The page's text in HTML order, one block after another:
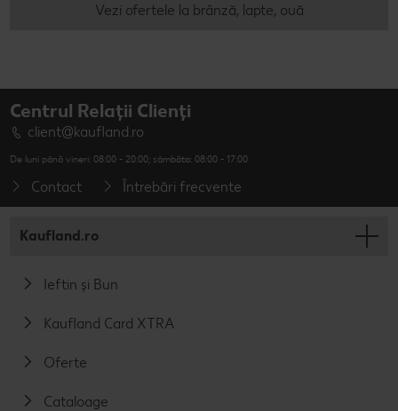
Vezi ofertele la brânză, lapte, ouă
Centrul Relații Clienți
client@kaufland.ro
De luni până vineri: 08:00 - 20:00; sâmbăta: 08:00 - 17:00
Contact Întrebări frecvente
Kaufland.ro
Ieftin și Bun
Kaufland Card XTRA
Oferte
Cataloage